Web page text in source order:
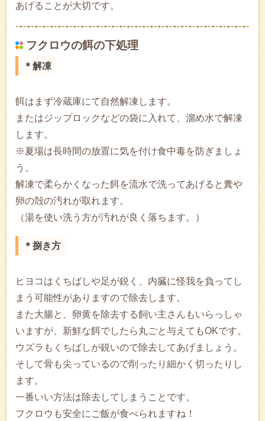
あげることが大切です。
フクロウの餌の下処理
＊解凍
餌はまず冷蔵庫にて自然解凍します。
またはジップロックなどの袋に入れて、溜め水で解凍
します。
※夏場は長時間の放置に気を付け食中毒を防ぎましょ
う。
解凍で柔らかくなった餌を流水で洗ってあげると糞や
卵の殻の汚れが取れます。
（湯を使い洗う方が汚れが良く落ちます。）
＊捌き方
ヒヨコはくちばしや足が鋭く、内臓に怪我を負ってし
まう可能性がありますので除去します。
また大腸と、卵黄を除去する飼い主さんもいらっしゃ
いますが、新鮮な餌でしたら丸ごと与えてもOKです。
ウズラもくちばしが鋭いので除去してあげましょう。
そして骨も尖っているので削ったり細かく切ったりし
ます。
一番いい方法は除去してしまうことです。
フクロウも安全にご飯が食べられますね！